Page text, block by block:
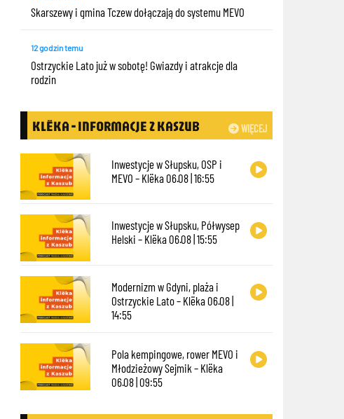
Skarszewy i gmina Tczew dołączają do systemu MEVO
12 godzin temu
Ostrzyckie Lato już w sobotę! Gwiazdy i atrakcje dla
rodzin
WIĘCEJ
KLËKA - INFORMACJE Z KASZUB
Inwestycje w Słupsku, OSP i
MEVO – Klëka 06.08 | 16:55
Inwestycje w Słupsku, Półwysep
Helski – Klëka 06.08 | 15:55
Modernizm w Gdyni, plaża i
Ostrzyckie Lato – Klëka 06.08 |
14:55
Pola kempingowe, rower MEVO i
Młodzieżowy Sejmik – Klëka
06.08 | 09:55